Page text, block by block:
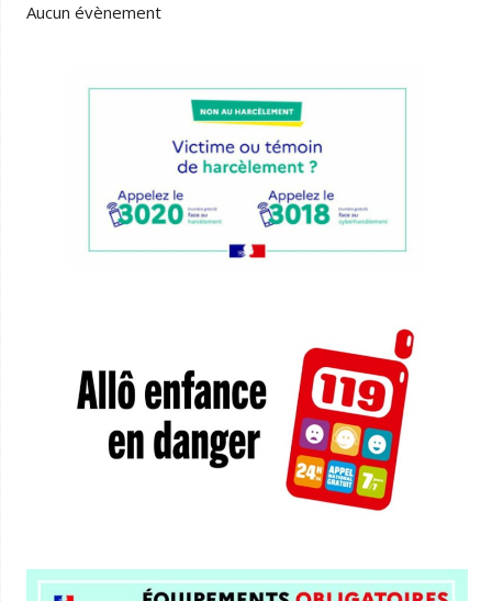
Aucun évènement